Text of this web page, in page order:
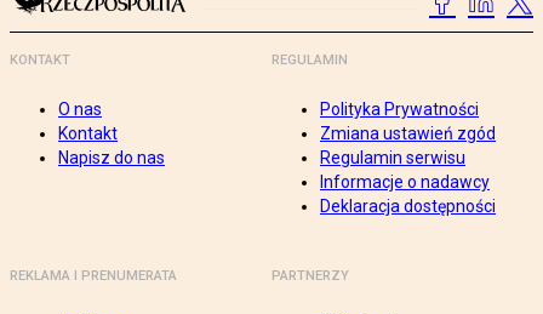
KONTAKT
O nas
Kontakt
Napisz do nas
REGULAMIN
Polityka Prywatności
Zmiana ustawień zgód
Regulamin serwisu
Informacje o nadawcy
Deklaracja dostępności
REKLAMA I PRENUMERATA PARTNERZY